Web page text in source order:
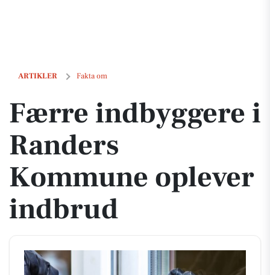
ARTIKLER Fakta om
Færre indbyggere i Randers Kommune oplever indbrud
Færre indbyggere i
Randers
Kommune oplever
indbrud